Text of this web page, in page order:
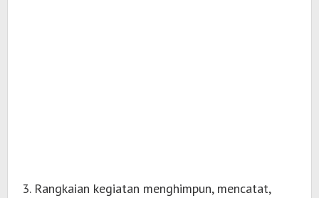
3. Rangkaian kegiatan menghimpun, mencatat,